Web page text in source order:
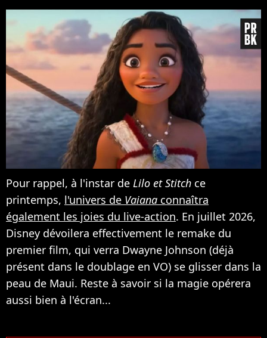
Pour rappel, à l'instar de Lilo et Stitch ce
printemps, l'univers de Vaiana connaîtra
également les joies du live-action. En juillet 2026,
Disney dévoilera effectivement le remake du
premier film, qui verra Dwayne Johnson (déjà
présent dans le doublage en VO) se glisser dans la
peau de Maui. Reste à savoir si la magie opérera
aussi bien à l'écran...